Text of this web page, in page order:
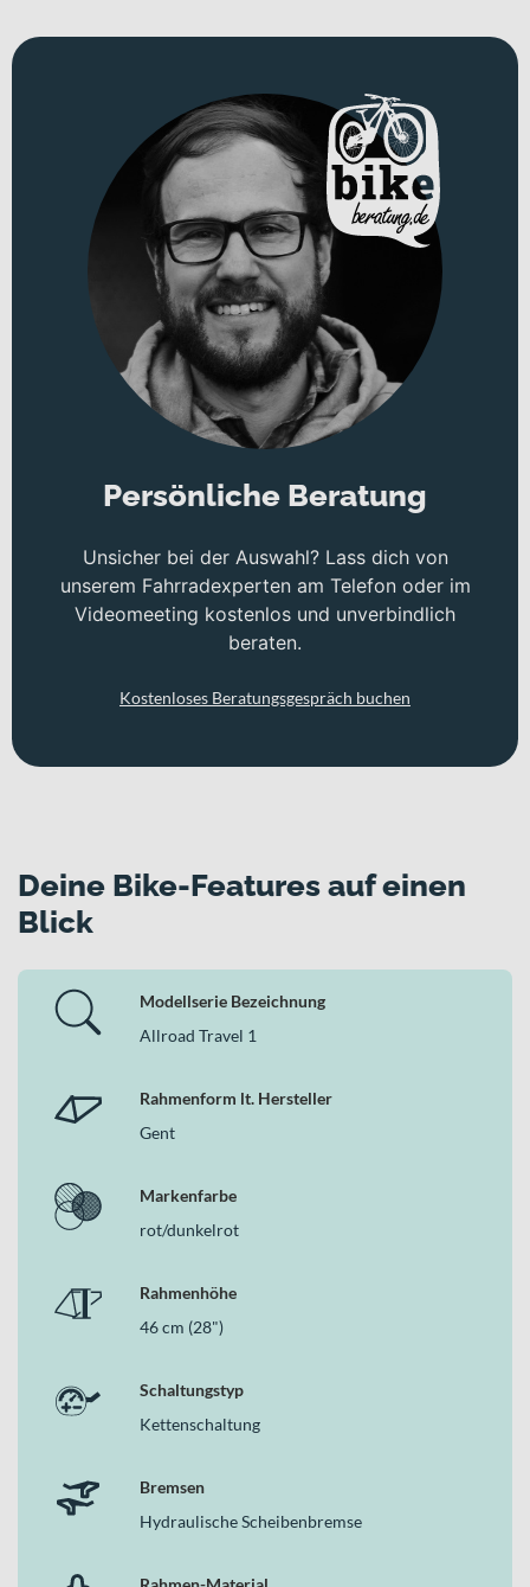
Persönliche Beratung
Unsicher bei der Auswahl? Lass dich von
unserem Fahrradexperten am Telefon oder im
Videomeeting kostenlos und unverbindlich
beraten.
Kostenloses Beratungsgespräch buchen
Deine Bike-Features auf einen
Blick
Modellserie Bezeichnung
Allroad Travel 1
Rahmenform lt. Hersteller
Gent
Markenfarbe
rot/dunkelrot
Rahmenhöhe
46 cm (28")
Schaltungstyp
Kettenschaltung
Bremsen
Hydraulische Scheibenbremse